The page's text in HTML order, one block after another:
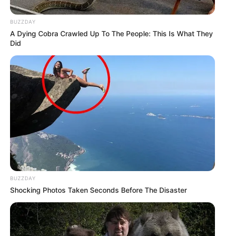
BUZZDAY
A Dying Cobra Crawled Up To The People: This Is What They
Did
BUZZDAY
Shocking Photos Taken Seconds Before The Disaster